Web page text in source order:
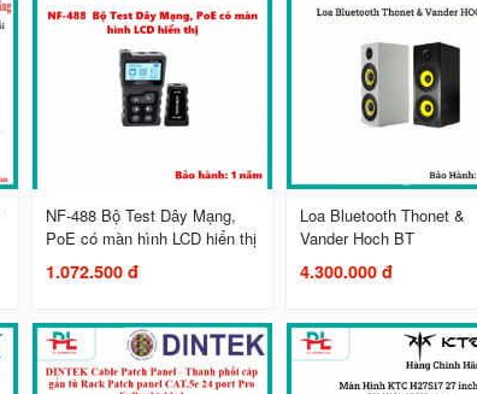
NF-488 Bộ Test Dây Mạng,
PoE có màn hình LCD hiển thị
1.072.500 đ
Loa Bluetooth Thonet &
Vander Hoch BT
4.300.000 đ